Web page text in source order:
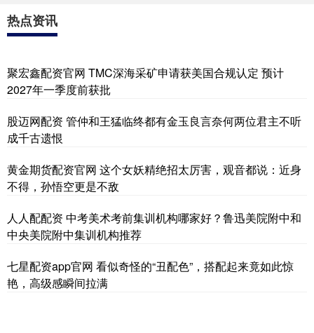
热点资讯
聚宏鑫配资官网 TMC深海采矿申请获美国合规认定 预计
2027年一季度前获批
股迈网配资 管仲和王猛临终都有金玉良言奈何两位君主不听
成千古遗恨
黄金期货配资官网 这个女妖精绝招太厉害，观音都说：近身
不得，孙悟空更是不敌
人人配配资 中考美术考前集训机构哪家好？鲁迅美院附中和
中央美院附中集训机构推荐
七星配资app官网 看似奇怪的“丑配色”，搭配起来竟如此惊
艳，高级感瞬间拉满